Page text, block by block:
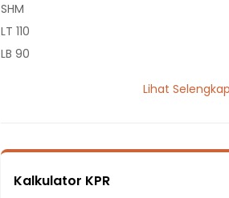
SHM
LT 110
LB 90
Hadap Selatan
Lihat
Kalkulator KPR